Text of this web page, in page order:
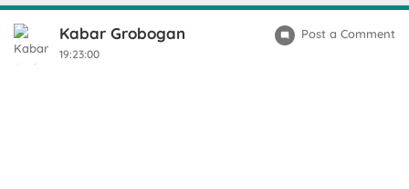
Kabar Grobogan
19:23:00
Post a Comment